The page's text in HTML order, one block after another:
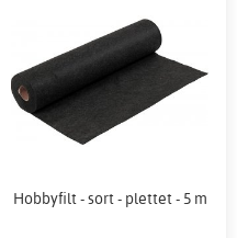
Hobbyfilt - sort - plettet - 5 m